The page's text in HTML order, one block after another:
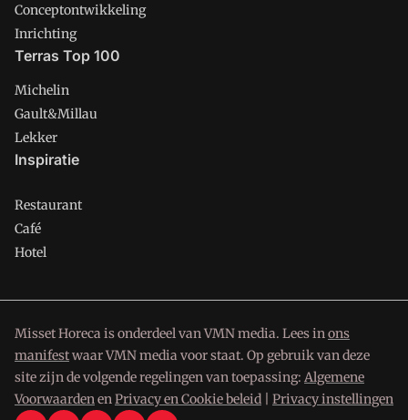
Conceptontwikkeling
Inrichting
Terras Top 100
Michelin
Gault&Millau
Lekker
Inspiratie
Restaurant
Café
Hotel
Misset Horeca is onderdeel van VMN media. Lees inons
manifestwaar VMN media voor staat. Op gebruik van deze
site zijn de volgende regelingen van toepassing: Algemene
VoorwaardenenPrivacy en Cookie beleid Privacy instellingen